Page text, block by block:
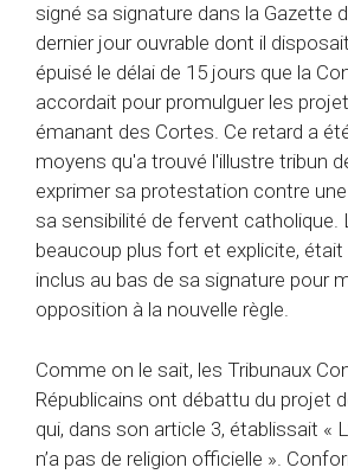
signé sa signature dans la Gazette
dernier jour ouvrable dont il
épuisé le délai de 15 jours que la
accordait pour promulguer les
émanant des Cortes. Ce retard a
moyens qu'a trouvé l'illustre tribun
exprimer sa protestation contre
sa sensibilité de fervent catholique.
beaucoup plus fort et explicite, était
inclus au bas de sa signature pour
opposition à la nouvelle règle.
Comme on le sait, les Tribunaux
Républicains ont débattu du projet
qui, dans son article 3, établissait «
n’a pas de religion officielle ».